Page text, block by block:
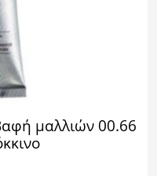
μαλλιών 00.66